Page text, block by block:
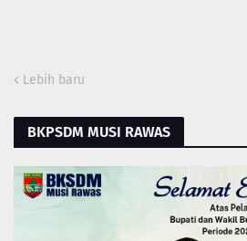
Lebih baru
BKPSDM MUSI RAWAS